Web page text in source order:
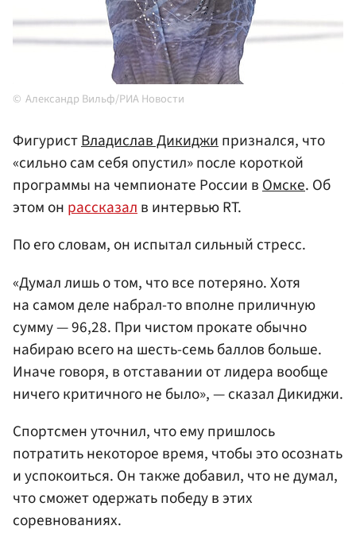
Александр Вильф/РИА Новости
ФигуристВладислав Дикиджипризнался, что
«сильно сам себя опустил» после короткой
программы на чемпионате России вОмске. Об
этом он рассказалв интервью RT.
По его словам, он испытал сильный стресс.
«Думал лишь о том, что все потеряно. Хотя
на самом деле набрал-то вполне приличную
сумму — 96,28. При чистом прокате обычно
набираю всего на шесть-семь баллов больше.
Иначе говоря, в отставании от лидера вообще
ничего критичного не было», — сказал Дикиджи.
Спортсмен уточнил, что ему пришлось
потратить некоторое время, чтобы это осознать
и успокоиться. Он также добавил, что не думал,
что сможет одержать победу в этих
соревнованиях.